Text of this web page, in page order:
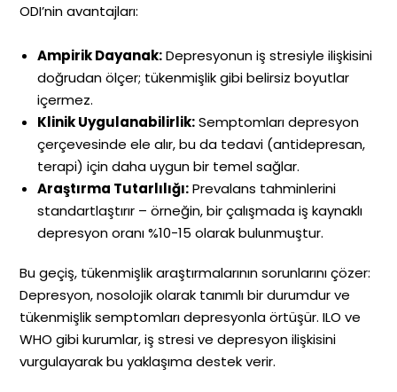
ODI’nin avantajları:
Ampirik Dayanak:Depresyonun iş stresiyle ilişkisini
doğrudan ölçer; tükenmişlik gibi belirsiz boyutlar
içermez.
Klinik Uygulanabilirlik:Semptomları depresyon
çerçevesinde ele alır, bu da tedavi (antidepresan,
terapi) için daha uygun bir temel sağlar.
Araştırma Tutarlılığı:Prevalans tahminlerini
standartlaştırır – örneğin, bir çalışmada iş kaynaklı
depresyon oranı %10-15 olarak bulunmuştur.
Bu geçiş, tükenmişlik araştırmalarının sorunlarını çözer:
Depresyon, nosolojik olarak tanımlı bir durumdur ve
tükenmişlik semptomları depresyonla örtüşür. ILO ve
WHO gibi kurumlar, iş stresi ve depresyon ilişkisini
vurgulayarak bu yaklaşıma destek verir.